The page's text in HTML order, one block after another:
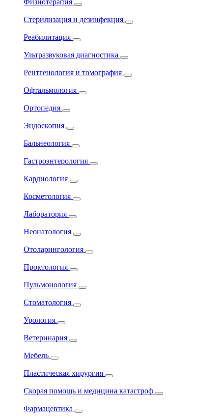
Физиотерапия
Стерилизация и дезинфекция
Реабилитация
Ультразвуковая диагностика
Рентгенология и томография
Офтальмология
Ортопедия
Эндоскопия
Бальнеология
Гастроэнтерология
Кардиология
Косметология
Лаборатория
Неонатология
Отоларингология
Проктология
Пульмонология
Стоматология
Урология
Ветеринария
Мебель
Пластическая хирургия
Скорая помощь и медицина катастроф
Фармацевтика